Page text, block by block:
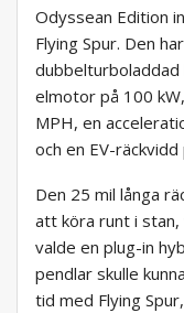
Odyssean Edition
Flying Spur. Den
elmotor på 100
MPH, en
och en EV-
Den 25 mil långa
att köra runt i
valde en plug-in
pendlar skulle
tid med Flying